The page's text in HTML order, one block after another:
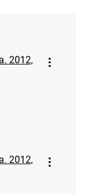
2012,
2012,